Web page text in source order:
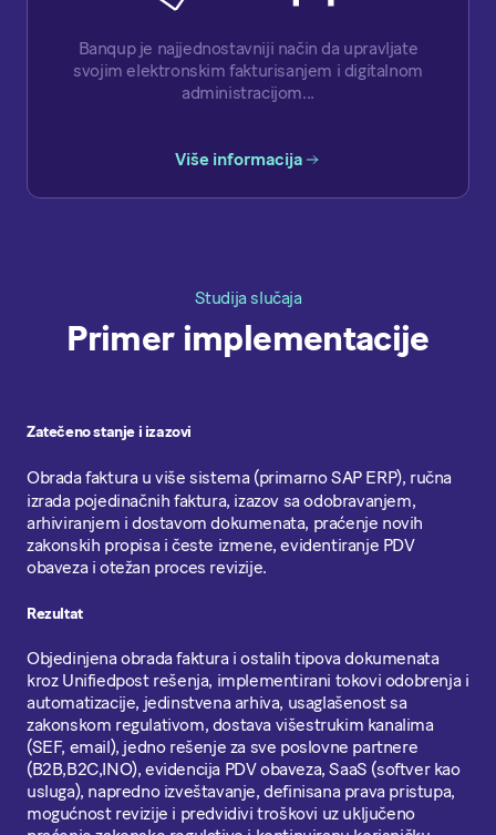
Banqup je najjednostavniji način da upravljate
svojim elektronskim fakturisanjem i digitalnom
administracijom...
Više informacija
Studija slučaja
Primer implementacije
Zatečeno stanje i izazovi
Obrada faktura u više sistema (primarno SAP ERP), ručna
izrada pojedinačnih faktura, izazov sa odobravanjem,
arhiviranjem i dostavom dokumenata, praćenje novih
zakonskih propisa i česte izmene, evidentiranje PDV
obaveza i otežan proces revizije.
Rezultat
Objedinjena obrada faktura i ostalih tipova dokumenata
kroz Unifiedpost rešenja, implementirani tokovi odobrenja i
automatizacije, jedinstvena arhiva, usaglašenost sa
zakonskom regulativom, dostava višestrukim kanalima
(SEF, email), jedno rešenje za sve poslovne partnere
(B2B,B2C,INO), evidencija PDV obaveza, SaaS (softver kao
usluga), napredno izveštavanje, definisana prava pristupa,
mogućnost revizije i predvidivi troškovi uz uključeno